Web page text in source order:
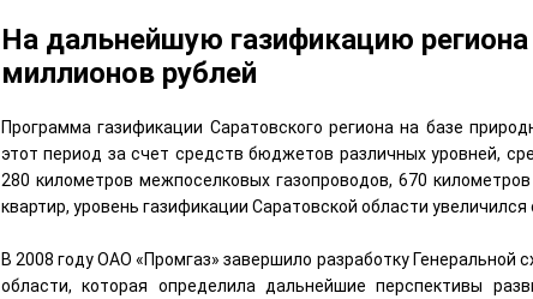
На дальнейшую газификацию
миллионов рублей
Программа газификации Саратовского региона на базе
этот период за счет средств бюджетов различных уровней,
280 километров межпоселковых газопроводов, 670
квартир, уровень газификации Саратовской области увеличился
В 2008 году ОАО «Промгаз» завершило разработку Генеральной
области, которая определила дальнейшие перспективы